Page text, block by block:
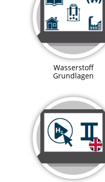
Wasserstoff
Grundlagen